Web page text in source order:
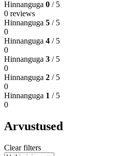
Hinnanguga 0 / 5
0 reviews
Hinnanguga 5 / 5
0
Hinnanguga 4 / 5
0
Hinnanguga 3 / 5
0
Hinnanguga 2 / 5
0
Hinnanguga 1 / 5
0
Arvustused
Clear filters